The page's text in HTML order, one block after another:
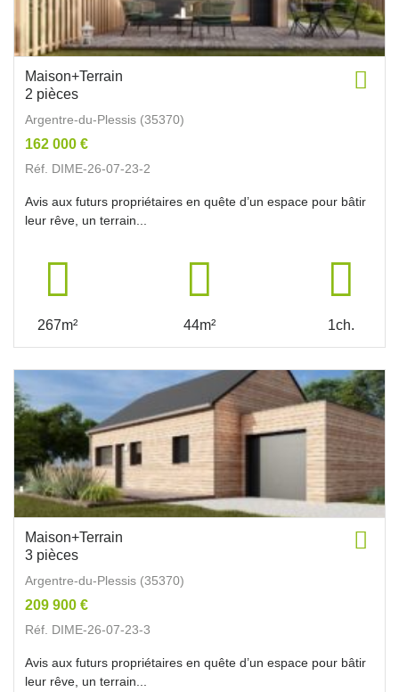
Maison+Terrain
2 pièces
Argentre-du-Plessis (35370)
162 000 €
Réf. DIME-26-07-23-2
Avis aux futurs propriétaires en quête d’un espace pour bâtir
leur rêve, un terrain...
267m² 44m² 1ch.
Maison+Terrain
3 pièces
Argentre-du-Plessis (35370)
209 900 €
Réf. DIME-26-07-23-3
Avis aux futurs propriétaires en quête d’un espace pour bâtir
leur rêve, un terrain...